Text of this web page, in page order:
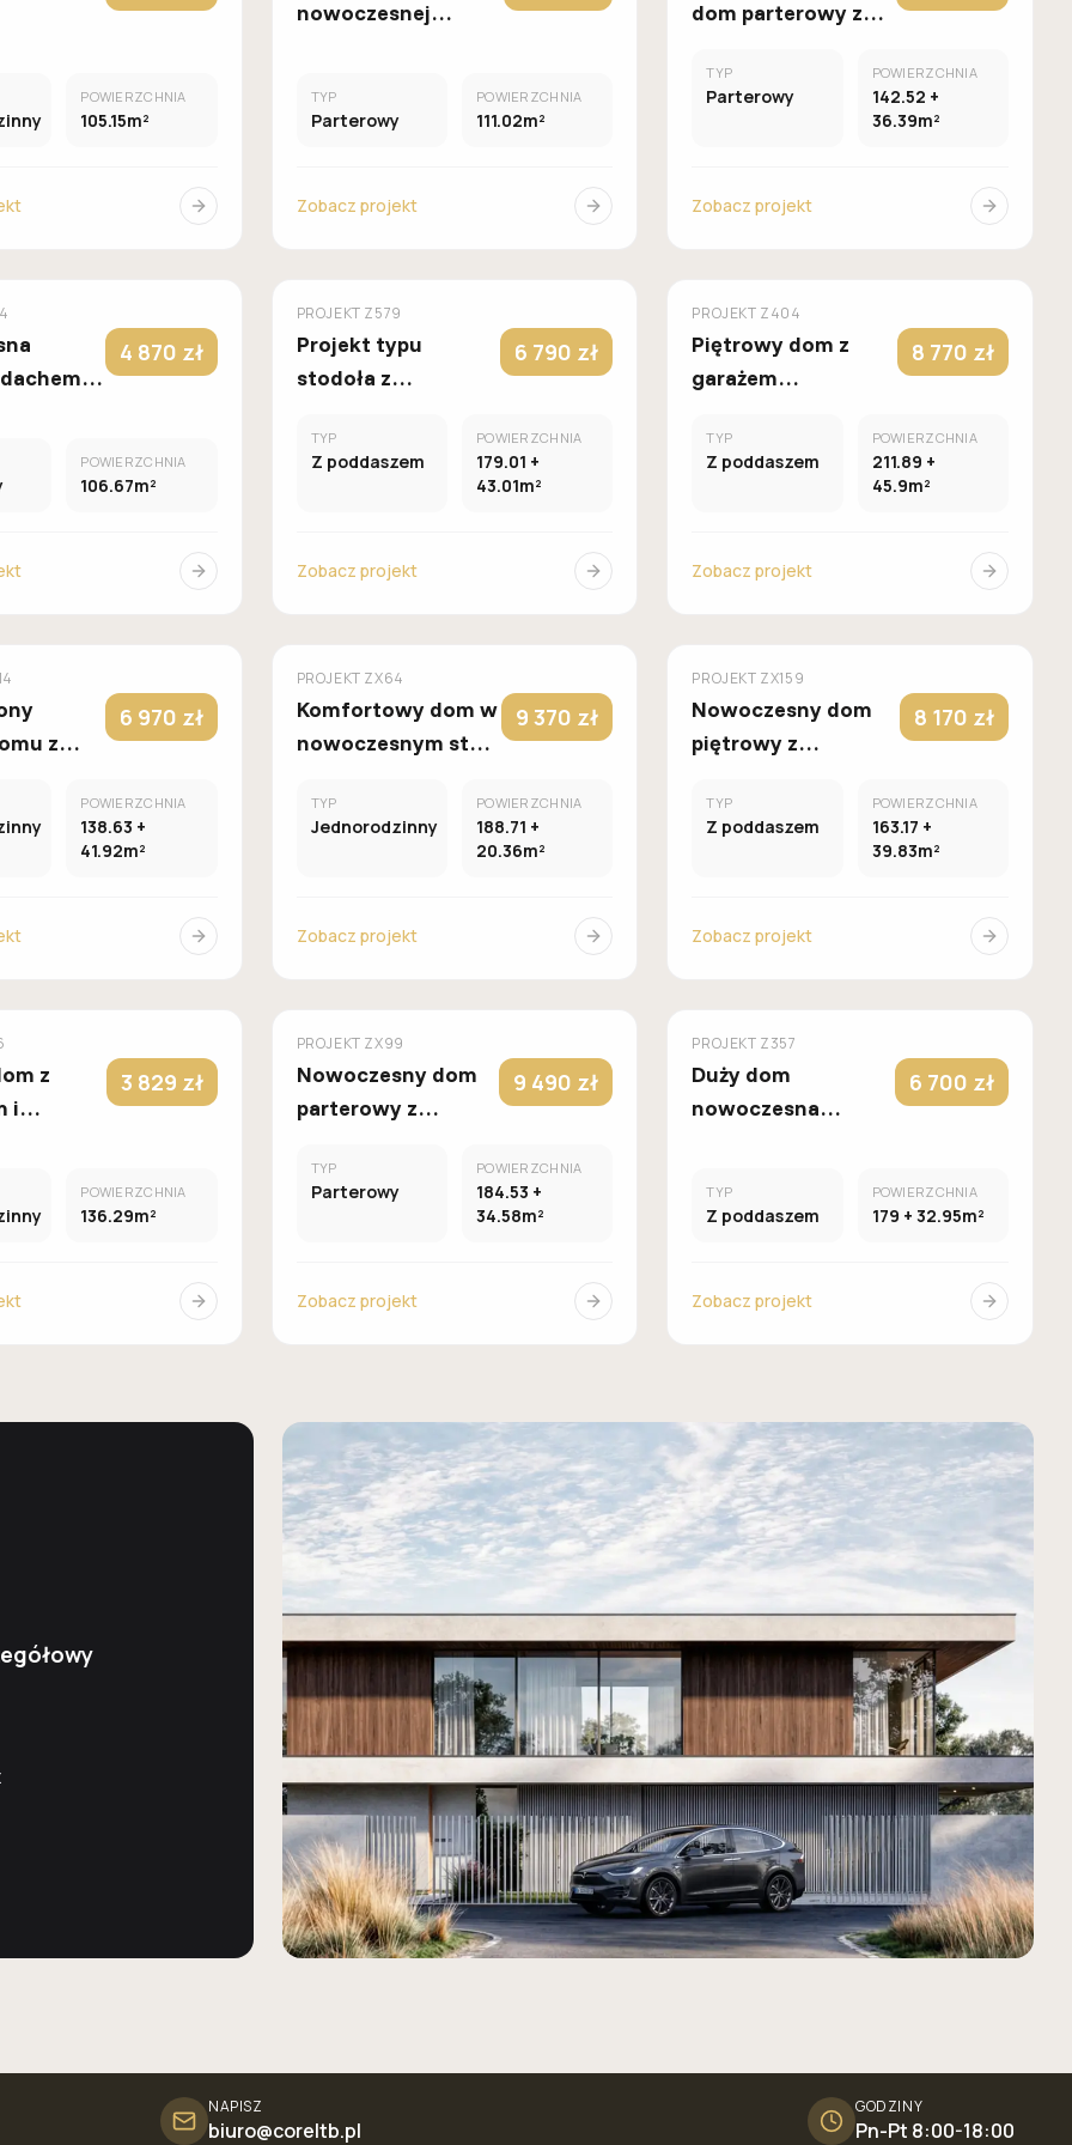
POWIERZCHNIA
105.15m²
nowoczesnej
TYP
Parterowy
POWIERZCHNIA
111.02m²
Zobacz projekt
dom parterowy z
pompą ciepła,
zadaszonym
TYP
Parterowy
POWIERZCHNIA
142.52 +
36.39m²
Zobacz projekt
na
4 870 zł
POWIERZCHNIA
106.67m²
Z500
PROJEKT Z579
Projekt typu
stodoła z
adaptacji
6 790 zł
TYP
Z poddaszem
POWIERZCHNIA
179.01 +
43.01m²
Zobacz projekt
Z500
PROJEKT Z404
Piętrowy dom z
garażem
oraz 2 sypialniami
na parterze.
8 770 zł
TYP
Z poddaszem
POWIERZCHNIA
211.89 +
45.9m²
Zobacz projekt
z
6 970 zł
POWIERZCHNIA
138.63 +
41.92m²
Z500
PROJEKT ZX64
Komfortowy dom w
nowoczesnym stylu
częścią usługową
9 370 zł
TYP
Jednorodzinny
POWIERZCHNIA
188.71 +
20.36m²
Zobacz projekt
Z500
PROJEKT ZX159
Nowoczesny dom
piętrowy z
gabinetem oraz
sypialnią główną na
8 170 zł
TYP
Z poddaszem
POWIERZCHNIA
163.17 +
39.83m²
Zobacz projekt
z
i
3 829 zł
POWIERZCHNIA
136.29m²
Z500
PROJEKT ZX99
Nowoczesny dom
parterowy z
samochody oraz
9 490 zł
TYP
Parterowy
POWIERZCHNIA
184.53 +
34.58m²
Zobacz projekt
Z500
PROJEKT Z357
Duży dom
nowoczesna
garażem
6 700 zł
TYP
Z poddaszem
POWIERZCHNIA
179 + 32.95m²
Zobacz projekt
NAPISZ
biuro@coreltb.pl
GODZINY
Pn-Pt 8:00-18:00